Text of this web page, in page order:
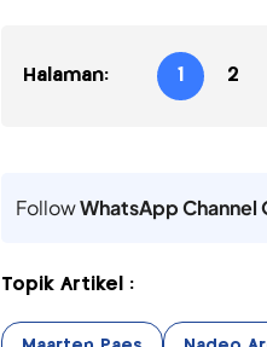
Halaman: 1 2
FollowWhatsApp Channel
Topik Artikel :